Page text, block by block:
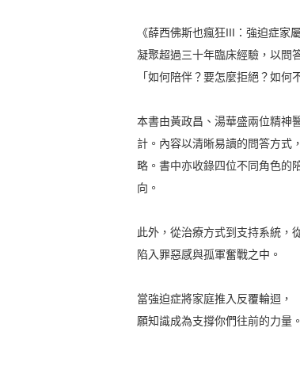
《薛西佛斯也瘋狂III：強迫症家
凝聚超過三十年臨床經驗，以問
「如何陪伴？要怎麼拒絕？如何
本書由黃政昌、湯華盛兩位精神
計。內容以清晰易讀的問答方式
略。書中亦收錄四位不同角色的
向。
此外，從治療方式到支持系統，
陷入罪惡感與孤軍奮戰之中。
當強迫症將家庭推入反覆輪迴，
願知識成為支撐你們往前的力量。